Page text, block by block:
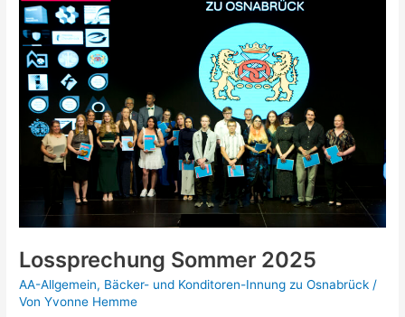
Lossprechung Sommer 2025
AA-Allgemein, Bäcker- und Konditoren-Innung zu Osnabrück /
VonYvonne Hemme
Sommer
2025